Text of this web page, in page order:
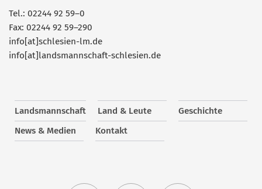
Tel.: 02244 92 59–0
Fax: 02244 92 59–290
info[at]schlesien-lm.de
info[at]landsmannschaft-schlesien.de
Landsmannschaft Land & Leute
Geschichte
News & Medien
Kontakt